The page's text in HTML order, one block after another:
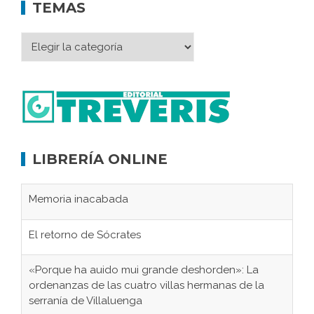
TEMAS
LIBRERÍA ONLINE
Memoria inacabada
El retorno de Sócrates
«Porque ha auido mui grande deshorden»: La
ordenanzas de las cuatro villas hermanas de la
serranía de Villaluenga